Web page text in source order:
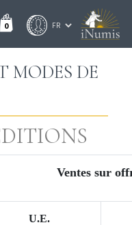
0
MODES DE
Ventes sur
U.E.